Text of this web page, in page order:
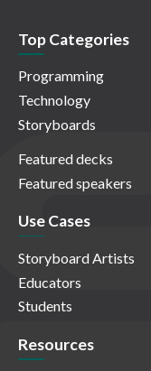
Top Categories
Programming
Technology
Storyboards
Featured decks
Featured speakers
Use Cases
Storyboard Artists
Educators
Students
Resources